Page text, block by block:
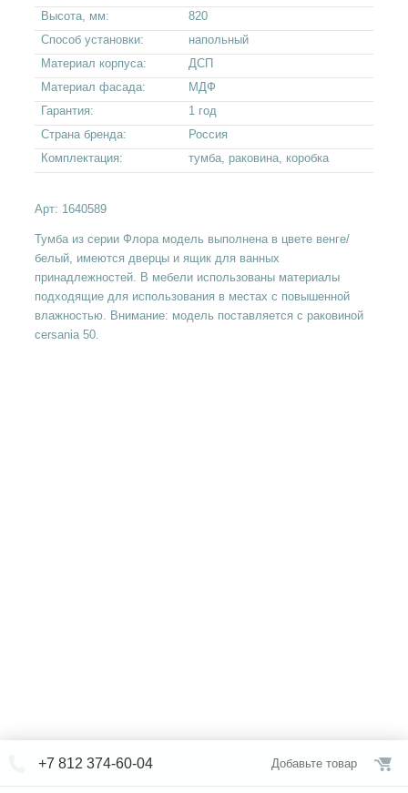
Высота, мм:
820
Способ установки:
напольный
Материал корпуса:
ДСП
Материал фасада:
МДФ
Гарантия:
1 год
Страна бренда:
Россия
Комплектация:
тумба, раковина, коробка
Арт: 1640589
Тумба из серии Флора модель выполнена в цвете венге/
белый, имеются дверцы и ящик для ванных
принадлежностей. В мебели использованы материалы
подходящие для использования в местах с повышенной
влажностью. Внимание: модель поставляется с раковиной
cersania 50.
+7 812 374-60-04 Добавьте товар